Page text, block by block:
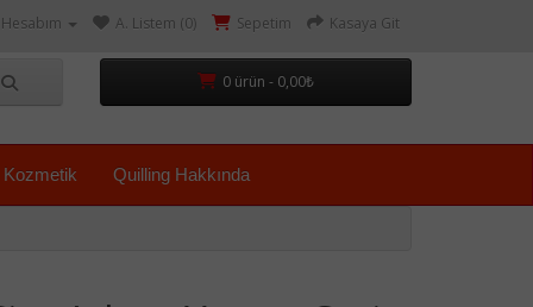
Hesabım A. Listem (0) Sepetim Kasaya Git
0 ürün - 0,00₺
Kozmetik Quilling Hakkında